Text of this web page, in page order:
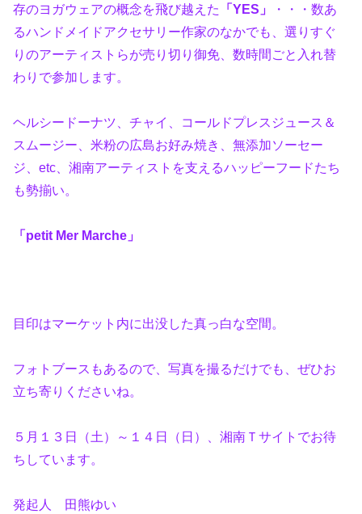
存のヨガウェアの概念を飛び越えた
「YES」
・・・数あ
るハンドメイドアクセサリー作家のなかでも、選りすぐ
りのアーティストらが売り切り御免、数時間ごと入れ替
わりで参加します。
ヘルシードーナツ、チャイ、コールドプレスジュース＆
スムージー、米粉の広島お好み焼き、無添加ソーセー
ジ、etc、湘南アーティストを支えるハッピーフードたち
も勢揃い。
「petit Mer Marche」
目印はマーケット内に出没した真っ白な空間。
フォトブースもあるので、写真を撮るだけでも、ぜひお
立ち寄りくださいね。
５月１３日（土）～１４日（日）、湘南Ｔサイトでお待
ちしています。
発起人 田熊ゆい